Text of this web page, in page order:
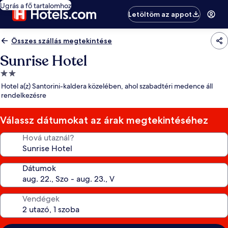
Ugrás a fő tartalomhoz
Letöltöm az appot
Összes szállás megtekintése
Sunrise Hotel
2.0
csillagos
szálláshely
Hotel a(z) Santorini-kaldera közelében, ahol szabadtéri medence áll
rendelkezésre
Válassz dátumokat az árak megtekintéséhez
Hová utaznál?
Dátumok
Vendégek